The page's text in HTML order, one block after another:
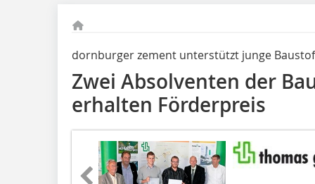
dornburger zement unterstützt junge
Zwei Absolventen der
erhalten Förderpreis